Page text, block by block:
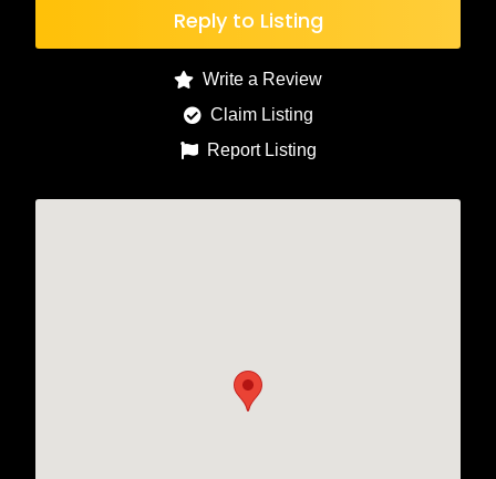
Reply to Listing
Write a Review
Claim Listing
Report Listing